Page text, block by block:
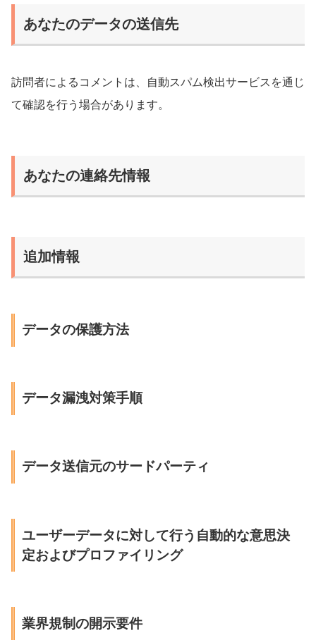
あなたのデータの送信先
訪問者によるコメントは、自動スパム検出サービスを通じ
て確認を行う場合があります。
あなたの連絡先情報
追加情報
データの保護方法
データ漏洩対策手順
データ送信元のサードパーティ
ユーザーデータに対して行う自動的な意思決
定およびプロファイリング
業界規制の開示要件